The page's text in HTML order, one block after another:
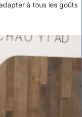
à tous les goûts